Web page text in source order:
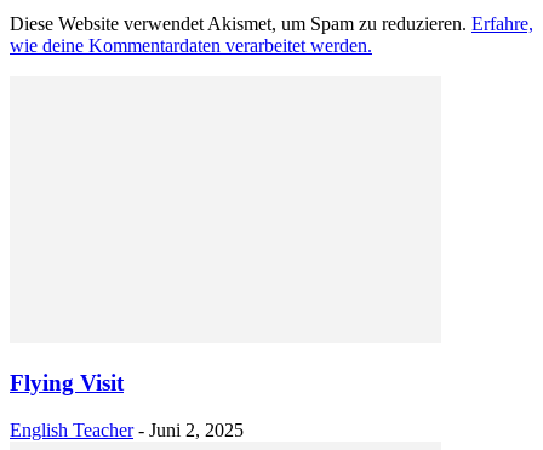
Diese Website verwendet Akismet, um Spam zu reduzieren. Erfahre,
wie deine Kommentardaten verarbeitet werden.
Flying Visit
English Teacher - Juni 2, 2025